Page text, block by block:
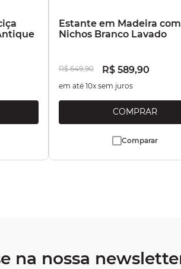
Estante em Madeira
Nichos Branco Lavado
R$ 649,90 R$ 589,90
em até 10x sem juros
Comparar
na nossa